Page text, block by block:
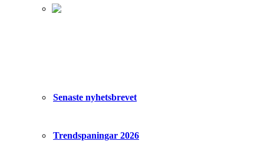
Senaste nyhetsbrevet
Trendspaningar 2026